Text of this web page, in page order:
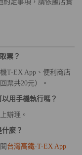
約定事項，請依飯店實
票？
T-EX App、便利商店
票共20元）。
用手機執行嗎？
辦理。
麼？
台灣高鐵-T-EX App